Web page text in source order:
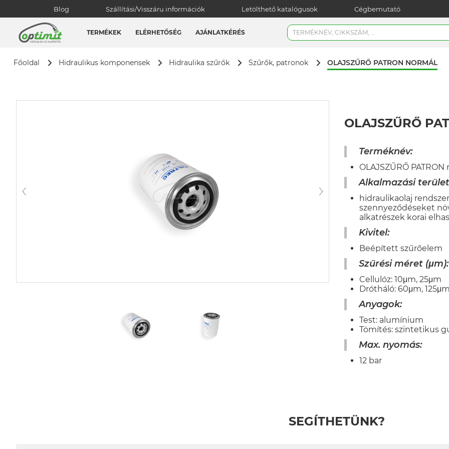
Blog Szállítási/Visszáru információk Letölthető katalógusok Cégbemutató
TERMÉKEK ELÉRHETŐSÉG AJÁNLATKÉRÉS
Főoldal Hidraulikus komponensek Hidraulika szűrők Szűrők, patronok OLAJSZŰRŐ PATRON NORMÁL
OLAJSZŰRŐ
Terméknév:
OLAJSZŰRŐ PATRON
Alkalmazási
hidraulikaolaj
szennyeződéseket
alkatrészek korai
Kivitel:
Beépített szűrőelem
Szűrési méret (μm):
Cellulóz: 10μm, 25μm
Drótháló: 60μm, 125μm
Anyagok:
Test: alumínium
Tömítés: szintetikus
Max. nyomás:
12 bar
SEGÍTHETÜNK?